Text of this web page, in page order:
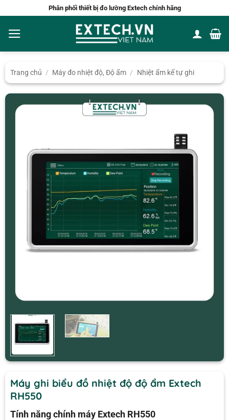
nội
dung
Phân phối thiết bị đo lường Extech chính hãng
Trang chủ / Máy đo nhiệt độ, Độ ẩm / Nhiệt ẩm kế tự ghi
Máy ghi biểu đồ nhiệt độ độ ẩm Extech
RH550
Tính năng chính máy Extech RH550